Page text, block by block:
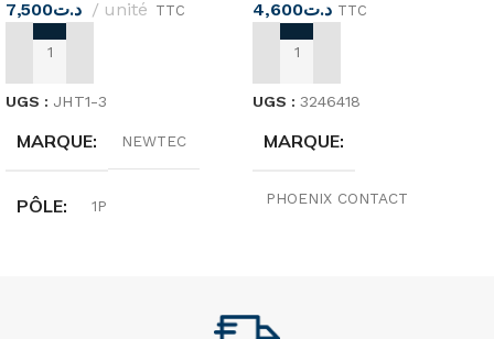
د.ت7,500 unité TTC
AJOUTER AU PANIER
UGS : JHT1-3
MARQUE NEWTEC
PÔLE 1P
د.ت4,600 TTC
AJOUTER AU PANIER
UGS : 3246418
MARQUE
PHOENIX CONTACT
TENSION